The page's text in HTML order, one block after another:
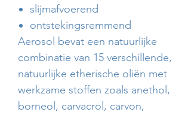
slijmafvoerend
ontstekingsremmend
Aerosol bevat een natuurlijke
combinatie van 15 verschillende,
natuurlijke etherische oliën met
werkzame stoffen zoals anethol,
borneol, carvacrol, carvon,